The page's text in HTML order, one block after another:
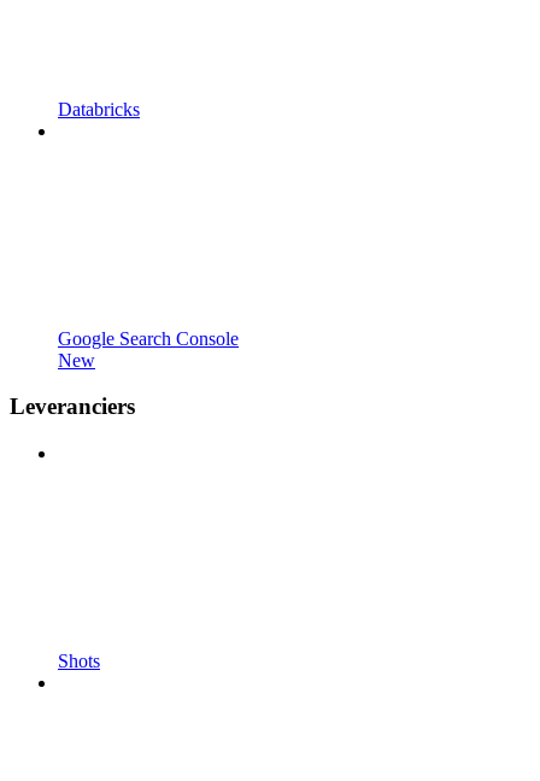
Databricks
Google Search Console
New
Leveranciers
Shots